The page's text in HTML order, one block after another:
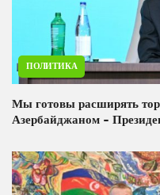
ПОЛИТИКА
Мы готовы расширять
Азербайджаном -